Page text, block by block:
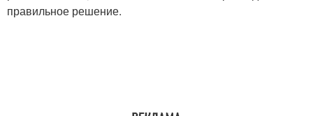
правильное решение.